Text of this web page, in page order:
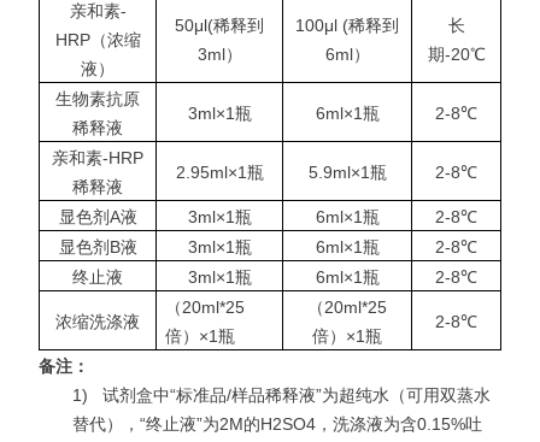
亲和素-
HRP（浓缩
液）
50μl(稀释到
3ml）
100μl (稀释到
6ml）
长
期-20℃
生物素抗原
稀释液
3ml×1瓶 6ml×1瓶 2-8℃
亲和素-HRP
稀释液
2.95ml×1瓶 5.9ml×1瓶 2-8℃
显色剂A液 3ml×1瓶 6ml×1瓶
2-8℃
显色剂B液
3ml×1瓶 6ml×1瓶
2-8℃
终止液
3ml×1瓶 6ml×1瓶 2-8℃
浓缩洗涤液
（20ml*25
倍）×1瓶
（20ml*25
倍）×1瓶
2-8℃
备注：
1)
试剂盒中“标准品/样品稀释液”为超纯水（可用双蒸水
替代），“终止液”为2M的H2SO4，洗涤液为含0.15%吐